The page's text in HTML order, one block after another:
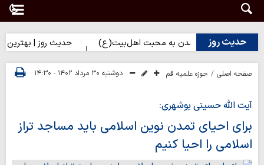
حدیث روز
| راه نزدیک شدن به محبت اهل‌بیت(ع) حدیث روز | بهترین
صفحه اصلی حوزه علمیه قم دوشنبه ۳۰ مرداد ۱۴۰۲ - ۱۴:۳۰
آیت الله حسینی بوشهری:
برای احیای تمدن نوین اسلامی باید مساجد تراز
اسلامی را احیا کنیم